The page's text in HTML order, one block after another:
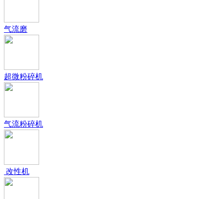
气流磨
超微粉碎机
气流粉碎机
改性机